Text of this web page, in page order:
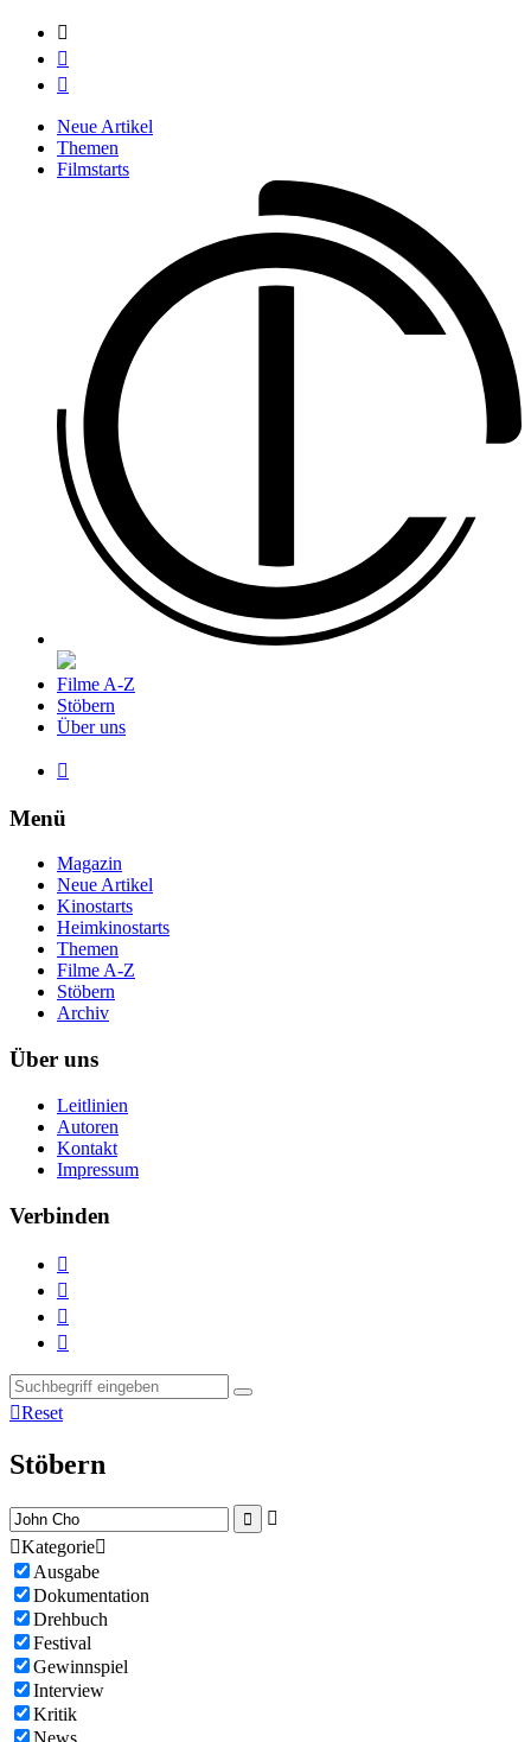



Neue Artikel
Themen
Filmstarts
Filme A-Z
Stöbern
Über uns

Menü
Magazin
Neue Artikel
Kinostarts
Heimkinostarts
Themen
Filme A-Z
Stöbern
Archiv
Über uns
Leitlinien
Autoren
Kontakt
Impressum
Verbinden




Reset
Stöbern


Kategorie
Ausgabe
Dokumentation
Drehbuch
Festival
Gewinnspiel
Interview
Kritik